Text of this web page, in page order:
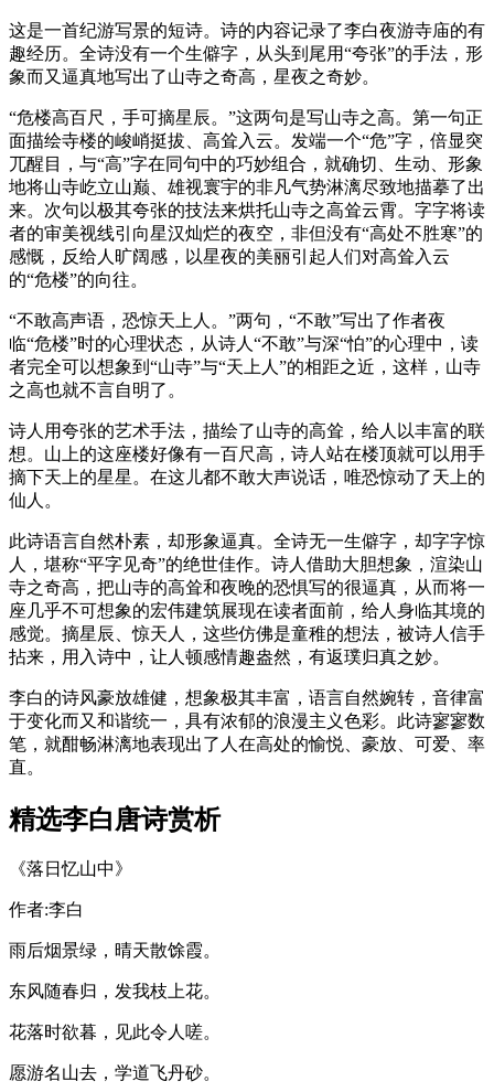
这是一首纪游写景的短诗。诗的内容记录了李白夜游寺庙的有
趣经历。全诗没有一个生僻字，从头到尾用“夸张”的手法，形
象而又逼真地写出了山寺之奇高，星夜之奇妙。
“危楼高百尺，手可摘星辰。”这两句是写山寺之高。第一句正
面描绘寺楼的峻峭挺拔、高耸入云。发端一个“危”字，倍显突
兀醒目，与“高”字在同句中的巧妙组合，就确切、生动、形象
地将山寺屹立山巅、雄视寰宇的非凡气势淋漓尽致地描摹了出
来。次句以极其夸张的技法来烘托山寺之高耸云霄。字字将读
者的审美视线引向星汉灿烂的夜空，非但没有“高处不胜寒”的
感慨，反给人旷阔感，以星夜的美丽引起人们对高耸入云
的“危楼”的向往。
“不敢高声语，恐惊天上人。”两句，“不敢”写出了作者夜
临“危楼”时的心理状态，从诗人“不敢”与深“怕”的心理中，读
者完全可以想象到“山寺”与“天上人”的相距之近，这样，山寺
之高也就不言自明了。
诗人用夸张的艺术手法，描绘了山寺的高耸，给人以丰富的联
想。山上的这座楼好像有一百尺高，诗人站在楼顶就可以用手
摘下天上的星星。在这儿都不敢大声说话，唯恐惊动了天上的
仙人。
此诗语言自然朴素，却形象逼真。全诗无一生僻字，却字字惊
人，堪称“平字见奇”的绝世佳作。诗人借助大胆想象，渲染山
寺之奇高，把山寺的高耸和夜晚的恐惧写的很逼真，从而将一
座几乎不可想象的宏伟建筑展现在读者面前，给人身临其境的
感觉。摘星辰、惊天人，这些仿佛是童稚的想法，被诗人信手
拈来，用入诗中，让人顿感情趣盎然，有返璞归真之妙。
李白的诗风豪放雄健，想象极其丰富，语言自然婉转，音律富
于变化而又和谐统一，具有浓郁的浪漫主义色彩。此诗寥寥数
笔，就酣畅淋漓地表现出了人在高处的愉悦、豪放、可爱、率
直。
精选李白唐诗赏析
《落日忆山中》
作者:李白
雨后烟景绿，晴天散馀霞。
东风随春归，发我枝上花。
花落时欲暮，见此令人嗟。
愿游名山去，学道飞丹砂。